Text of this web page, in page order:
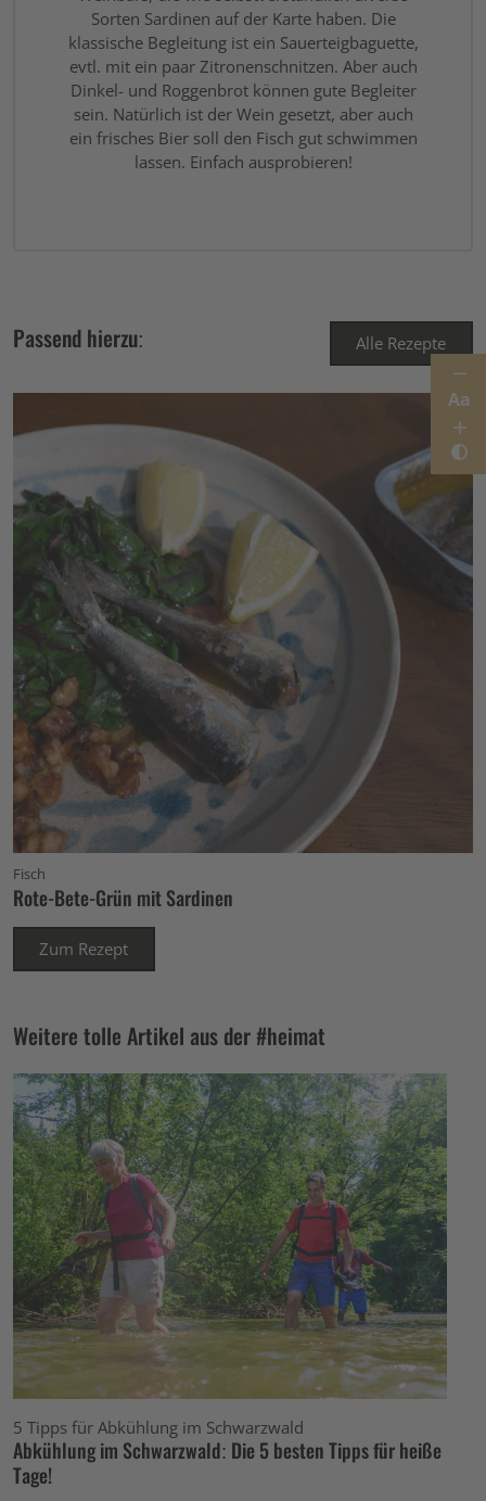
Aa
Sorten Sardinen auf der Karte haben. Die
klassische Begleitung ist ein Sauerteigbaguette,
evtl. mit ein paar Zitronenschnitzen. Aber auch
Dinkel- und Roggenbrot können gute Begleiter
sein. Natürlich ist der Wein gesetzt, aber auch
ein frisches Bier soll den Fisch gut schwimmen
lassen. Einfach ausprobieren!
Passend hierzu: Alle Rezepte
Fisch
Rote-Bete-Grün mit Sardinen
Zum Rezept
Weitere tolle Artikel aus der #heimat
5 Tipps für Abkühlung im Schwarzwald
Abkühlung im Schwarzwald: Die 5 besten Tipps für heiße
Tage!